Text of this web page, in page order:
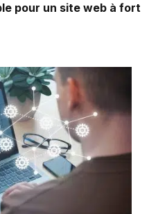
pour un site web à fort